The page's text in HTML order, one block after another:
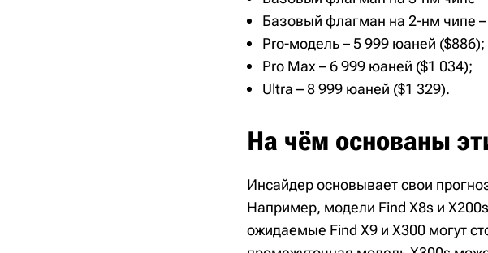
Базовый флагман на 2-нм чипе
Pro-модель – 5 999 юаней ($886);
Pro Max – 6 999 юаней ($1 034);
Ultra – 8 999 юаней ($1 329).
На чём основаны
Инсайдер основывает свои
Например, модели Find X8s и
ожидаемые Find X9 и X300 могут